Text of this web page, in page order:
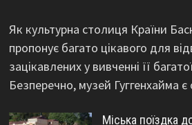
Як культурна столиця Країни
пропонує багато цікавого для
зацікавлених у вивченні її
Безперечно, музей Гуггенхайма
Міська поїздка